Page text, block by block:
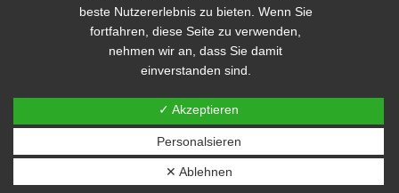
© 2026 copyright by THE JOKERS 2024
beste Nutzererlebnis zu bieten. Wenn Sie
fortfahren, diese Seite zu verwenden,
nehmen wir an, dass Sie damit
einverstanden sind.
✓ Akzeptieren
Personalsieren
✕ Ablehnen